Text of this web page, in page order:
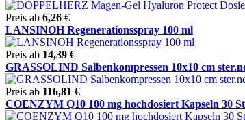
Preis ab 6,26 €
LANSINOH Regenerationsspray 100 ml
Preis ab 14,39 €
GRASSOLIND Salbenkompressen 10x10 cm
Preis ab 116,81 €
COENZYM Q10 100 mg hochdosiert Kapseln 30